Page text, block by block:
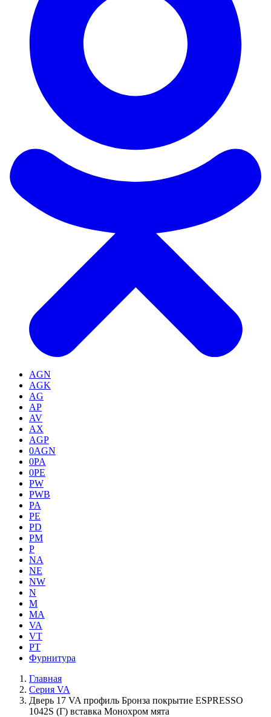
AGN
AGK
AG
AP
AV
AX
AGP
0AGN
0PA
0PE
PW
PWB
PA
PE
PD
PM
P
NA
NE
NW
N
M
MA
VA
VT
PT
Фурнитура
Главная
Серия VA
Дверь 17 VA профиль Бронза покрытие ESPRESSO
1042S (Г) вставка Монохром мята